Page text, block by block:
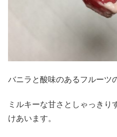
バニラと酸味のあるフルーツ
ミルキーな甘さとしゃっきり
けあいます。